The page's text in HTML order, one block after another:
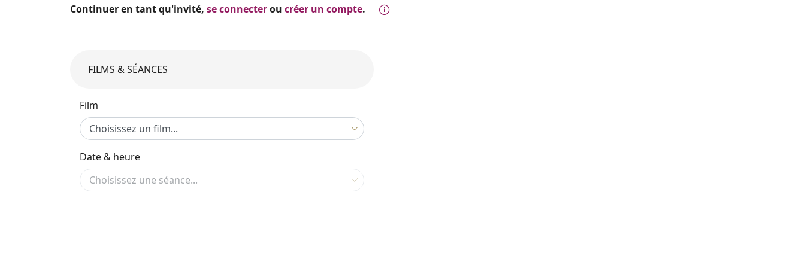
Continuer en tant qu'invité, se connecterou créer un compte.
FILMS & SÉANCES
Film
Date & heure